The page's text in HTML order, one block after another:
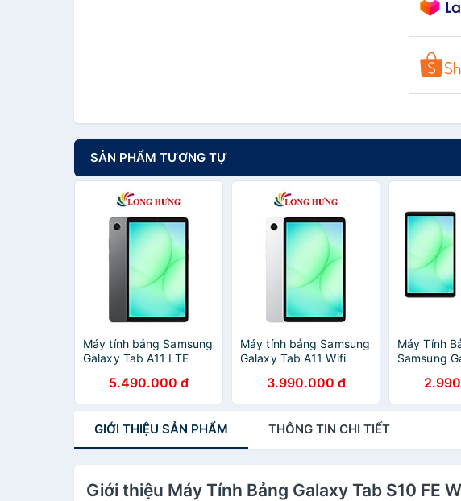
SẢN PHẨM TƯƠNG TỰ
Máy tính bảng Samsung
Galaxy Tab A11 LTE
chính hãng
5.490.000 đ
Máy tính bảng Samsung
Galaxy Tab A11 Wifi
chính hãng
3.990.000 đ
Máy Tính
Samsung
Hàng
GIỚI THIỆU SẢN PHẨM THÔNG TIN CHI TIẾT
Giới thiệu Máy Tính Bảng Galaxy Tab S10 FE